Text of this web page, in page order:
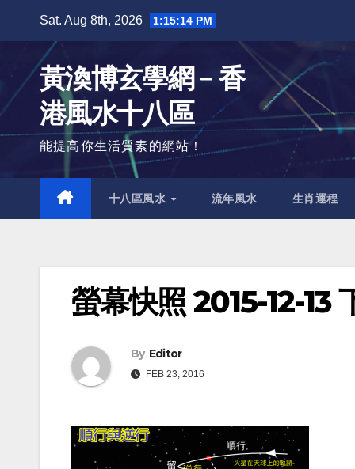
content
Sat. Aug 8th, 2026 1:15:15 PM
黃渙博玄學網﹣香
港風水十八區
能提高你生活質素的網站！
十八區風水 流年風水 生肖運程
螢幕快照 2015-12-13
By Editor
FEB 23, 2016